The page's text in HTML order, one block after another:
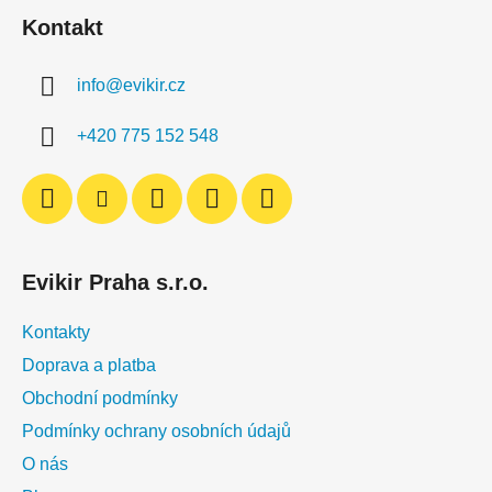
Kontakt
info@evikir.cz
+420 775 152 548
Evikir Praha s.r.o.
Kontakty
Doprava a platba
Obchodní podmínky
Podmínky ochrany osobních údajů
O nás